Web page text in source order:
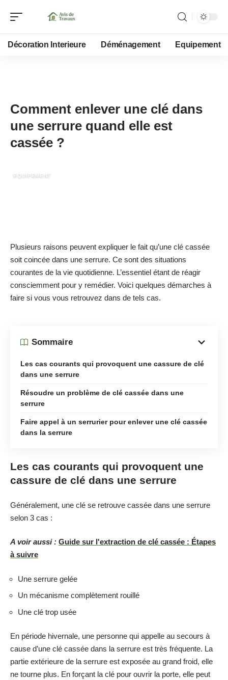
Décoration Interieure Déménagement Equipement
Comment enlever une clé dans
une serrure quand elle est
cassée ?
EQUIPEMENT
Plusieurs raisons peuvent expliquer le fait qu’une clé cassée
soit coincée dans une serrure. Ce sont des situations
courantes de la vie quotidienne. L’essentiel étant de réagir
consciemment pour y remédier. Voici quelques démarches à
faire si vous vous retrouvez dans de tels cas.
Sommaire
Les cas courants qui provoquent une cassure de clé
dans une serrure
Résoudre un problème de clé cassée dans une
serrure
Faire appel à un serrurier pour enlever une clé cassée
dans la serrure
Les cas courants qui provoquent une
cassure de clé dans une serrure
Généralement, une clé se retrouve cassée dans une serrure
selon 3 cas :
A voir aussi : Guide sur l'extraction de clé cassée : Étapes
à suivre
Une serrure gelée
Un mécanisme complètement rouillé
Une clé trop usée
En période hivernale, une personne qui appelle au secours à
cause d’une clé cassée dans la serrure est très fréquente. La
partie extérieure de la serrure est exposée au grand froid, elle
ne tourne plus. En forçant la clé pour ouvrir la porte, elle peut